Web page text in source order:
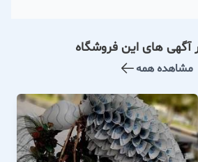
آگهی های این فروشگاه
مشاهده همه